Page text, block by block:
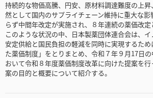
持続的な物価高騰、円安、原材料調達難度の上
然として国内のサプライチェーン維持に重大な
らず中間年改定が実施され、８年連続の薬価改定
このような状況の中、日本製薬団体連合会は、イ
安定供給と国民負担の軽減を同時に実現するた
た薬価制度」をとりまとめ、令和７年９月17日
おいて令和８年度薬価制度改革に向けた提案を
案の目的と概要について紹介する。